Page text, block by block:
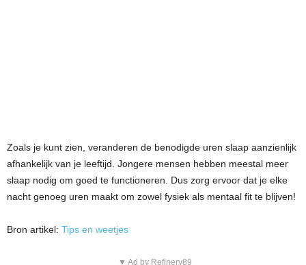
Zoals je kunt zien, veranderen de benodigde uren slaap aanzienlijk
afhankelijk van je leeftijd. Jongere mensen hebben meestal meer
slaap nodig om goed te functioneren. Dus zorg ervoor dat je elke
nacht genoeg uren maakt om zowel fysiek als mentaal fit te blijven!
Bron artikel: Tips en weetjes
▼ Ad by Refinery89